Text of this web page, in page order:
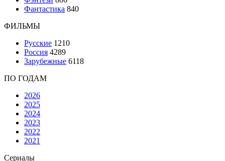
Фантастика 840
ФИЛЬМЫ
Русские 1210
Россия 4289
Зарубежные 6118
ПО ГОДАМ
2026
2025
2024
2023
2022
2021
Сериалы